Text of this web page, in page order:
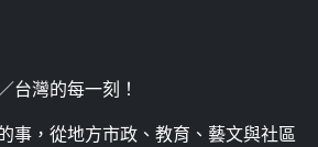
台灣的每一刻！
事，從地方市政、教育、藝文與社區